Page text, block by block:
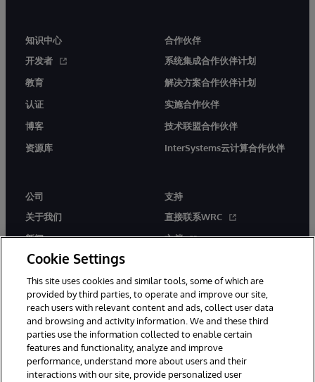
知识中心
开发者
教育
认证
博客
资源库
合作伙伴
系统集成合作伙伴计划
解决方案合作伙伴计划
实施合作伙伴
技术联盟合作伙伴
InterSystems云计算合作伙伴
公司
关于我们
新闻
活动
工作机会
支持
直接联系WRC
文档
© 1996-2026 InterSystems Corporation, Boston, MA. 系联软件（北
Cookie Settings
This site uses cookies and similar tools, some of which are
provided by third parties, to operate and improve our site,
reach users with relevant content and ads, collect user data
and browsing and activity information. We and these third
parties use the information collected to enable certain
features and functionality, analyze and improve
performance, understand more about users and their
interactions with our site, provide personalized user